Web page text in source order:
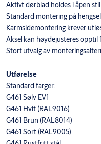
Aktivt dørblad holdes i åpen
Standard montering på
Karmsidemontering krever
Aksel kan høydejusteres opptil
Stort utvalg av
Utførelse
Standard farger:
G461 Sølv EV1
G461 Hvit (RAL9016)
G461 Brun (RAL8014)
G461 Sort (RAL9005)